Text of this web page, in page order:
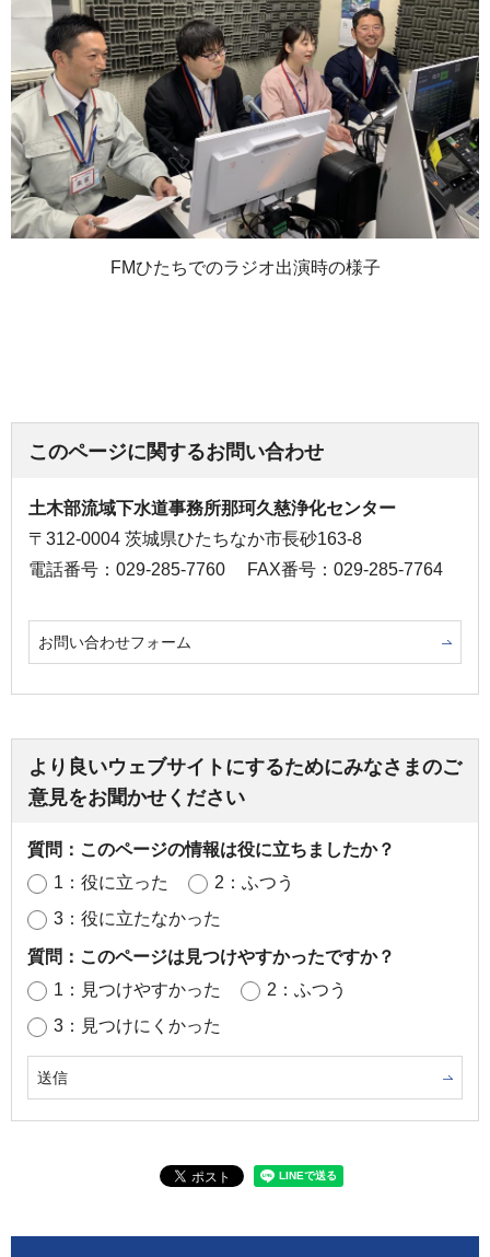
FMひたちでのラジオ出演時の様子
このページに関するお問い合わせ
土木部流域下水道事務所那珂久慈浄化センター
〒312-0004 茨城県ひたちなか市長砂163-8
電話番号：029-285-7760
FAX番号：029-285-7764
お問い合わせフォーム
より良いウェブサイトにするためにみなさまのご
意見をお聞かせください
質問：このページの情報は役に立ちましたか？
1：役に立った
2：ふつう
3：役に立たなかった
質問：このページは見つけやすかったですか？
1：見つけやすかった
2：ふつう
3：見つけにくかった